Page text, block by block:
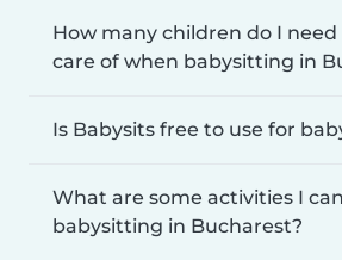
How many children do I
care of when babysitting in
Is Babysits free to use for
What are some activities I
babysitting in Bucharest?